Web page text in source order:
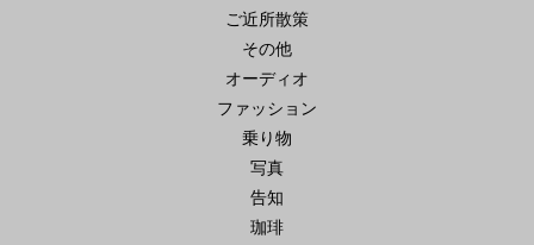
ご近所散策
その他
オーディオ
ファッション
乗り物
写真
告知
珈琲